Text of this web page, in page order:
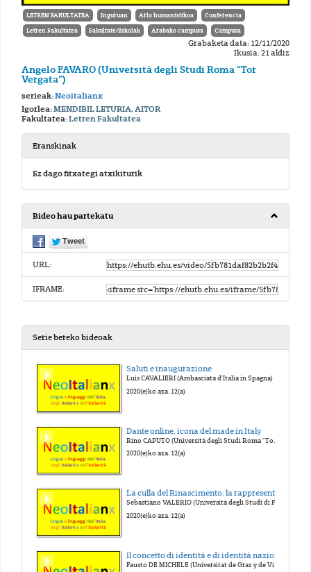
LETREN FAKULTATEA Inguruan Arlo humanistikoa Conferencia
Letren Fakultatea Fakultate/Eskolak Arabako campusa Campusa
Grabaketa data: 12/11/2020
Ikusia: 21 aldiz
Angelo FAVARO (Università degli Studi Roma “Tor
Vergata”)
serieak:Neoitalianx
Igorlea:MENDIBIL LETURIA, AITOR
Fakultatea:Letren Fakultatea
Eranskinak
Ez dago fitxategi atxikiturik
Bideo hau partekatu
URL:
IFRAME:
Serie bereko bideoak
Saluti e inaugurazione
Luis CAVALIERI (Ambasciata d’Italia in Spagna)
2020(e)ko aza. 12(a)
Dante online, icona del made in Italy
Rino CAPUTO (Università degli Studi Roma “Tor Vergata”)
2020(e)ko aza. 12(a)
2020(e)ko aza. 12(a)
Fausto DE MICHELE (Universitat de Graz y de Viena)